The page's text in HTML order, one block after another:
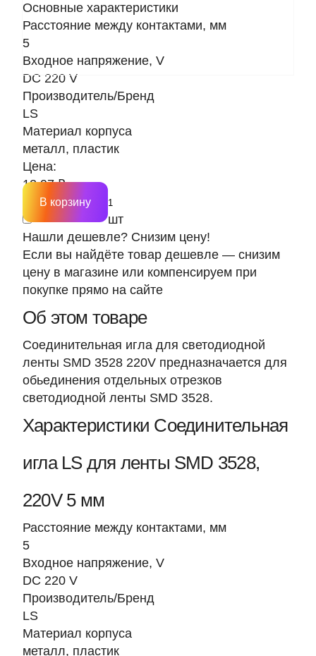
Основные характеристики
Расстояние между контактами, мм
5
Входное напряжение, V
DC 220 V
Производитель/Бренд
LS
Материал корпуса
металл, пластик
Цена:
12.97 ₽
шт
В корзину
Нашли дешевле? Снизим цену!
Если вы найдёте товар дешевле — снизим
цену в магазине или компенсируем при
покупке прямо на сайте
Об этом товаре
Соединительная игла для светодиодной
ленты SMD 3528 220V предназначается для
обьединения отдельных отрезков
светодиодной ленты SMD 3528.
Характеристики Соединительная
игла LS для ленты SMD 3528,
220V 5 мм
Расстояние между контактами, мм
5
Входное напряжение, V
DC 220 V
Производитель/Бренд
LS
Материал корпуса
металл, пластик